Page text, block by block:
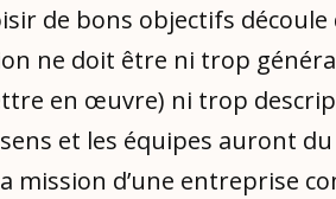
de bons objectifs découle
ne doit être ni trop
en œuvre) ni trop
et les équipes auront du
mission d’une entreprise